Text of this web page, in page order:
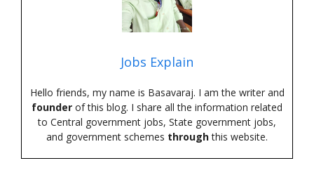
Jobs Explain
Hello friends, my name is Basavaraj. I am the writer and
founder of this blog. I share all the information related
to Central government jobs, State government jobs,
and government schemes throughthis website.